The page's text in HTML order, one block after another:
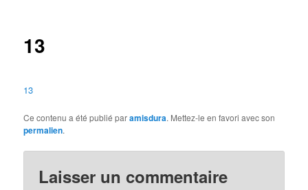
13
13
Ce contenu a été publié paramisdura. Mettez-le en favori avec son
permalien.
Laisser un commentaire